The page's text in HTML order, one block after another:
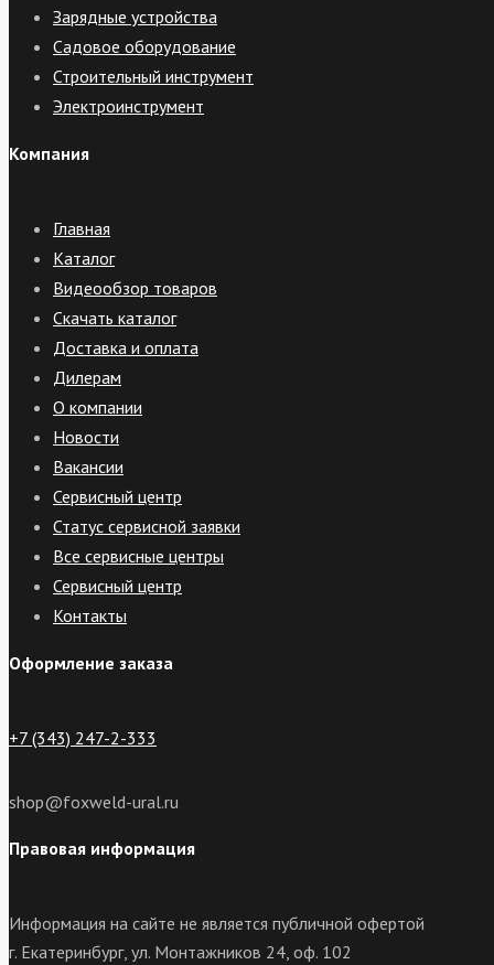
Зарядные устройства
Садовое оборудование
Строительный инструмент
Электроинструмент
Компания
Главная
Каталог
Видеообзор товаров
Скачать каталог
Доставка и оплата
Дилерам
О компании
Новости
Вакансии
Сервисный центр
Статус сервисной заявки
Все сервисные центры
Сервисный центр
Контакты
Оформление заказа
+7 (343) 247-2-333
shop@foxweld-ural.ru
Правовая информация
Информация на сайте не является публичной офертой
г. Екатеринбург, ул. Монтажников 24, оф. 102